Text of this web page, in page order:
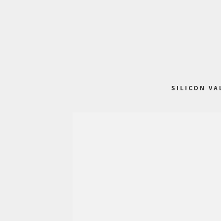
SILICON